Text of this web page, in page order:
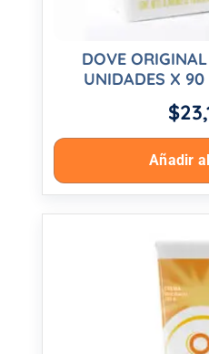
DOVE
UNIDADES X 90
$
Añadir